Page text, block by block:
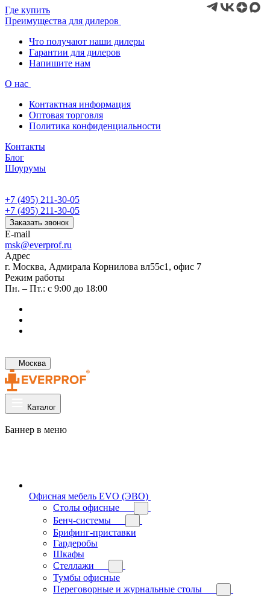
Где купить
Преимущества для дилеров
Что получают наши дилеры
Гарантии для дилеров
Напишите нам
О нас
Контактная информация
Оптовая торговля
Политика конфиденциальности
Контакты
Блог
Шоурумы
+7 (495) 211-30-05
+7 (495) 211-30-05
Заказать звонок
E-mail
msk@everprof.ru
Адрес
г. Москва, Адмирала Корнилова вл55с1, офис 7
Режим работы
Пн. – Пт.: с 9:00 до 18:00
Москва
Каталог
Баннер в меню
Офисная мебель EVO (ЭВО)
Cтолы офисные
Бенч-системы
Брифинг-приставки
Гардеробы
Шкафы
Стеллажи
Тумбы офисные
Переговорные и журнальные столы